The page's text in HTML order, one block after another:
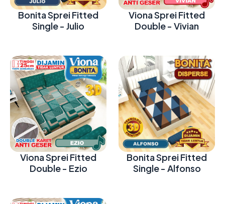
Bonita Sprei Fitted
Single - Julio
Viona Sprei Fitted
Double - Vivian
Viona Sprei Fitted
Double - Ezio
Bonita Sprei Fitted
Single - Alfonso